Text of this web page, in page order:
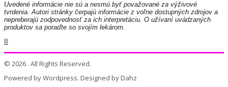
Uvedené informácie nie sú a nesmú byť považované za výživové
tvrdenia. Autori stránky čerpajú informácie z voľne dostupných zdrojov a
nepreberajú zodpovednosť za ich interpretáciu. O užívaní uvádzaných
produktov sa poraďte so svojím lekárom.
© 2026 . All Rights Reserved.
Powered by Wordpress. Designed by Dahz